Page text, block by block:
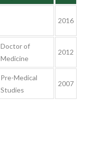
2016
Doctor of
Medicine
2012
Pre-Medical
Studies
2007